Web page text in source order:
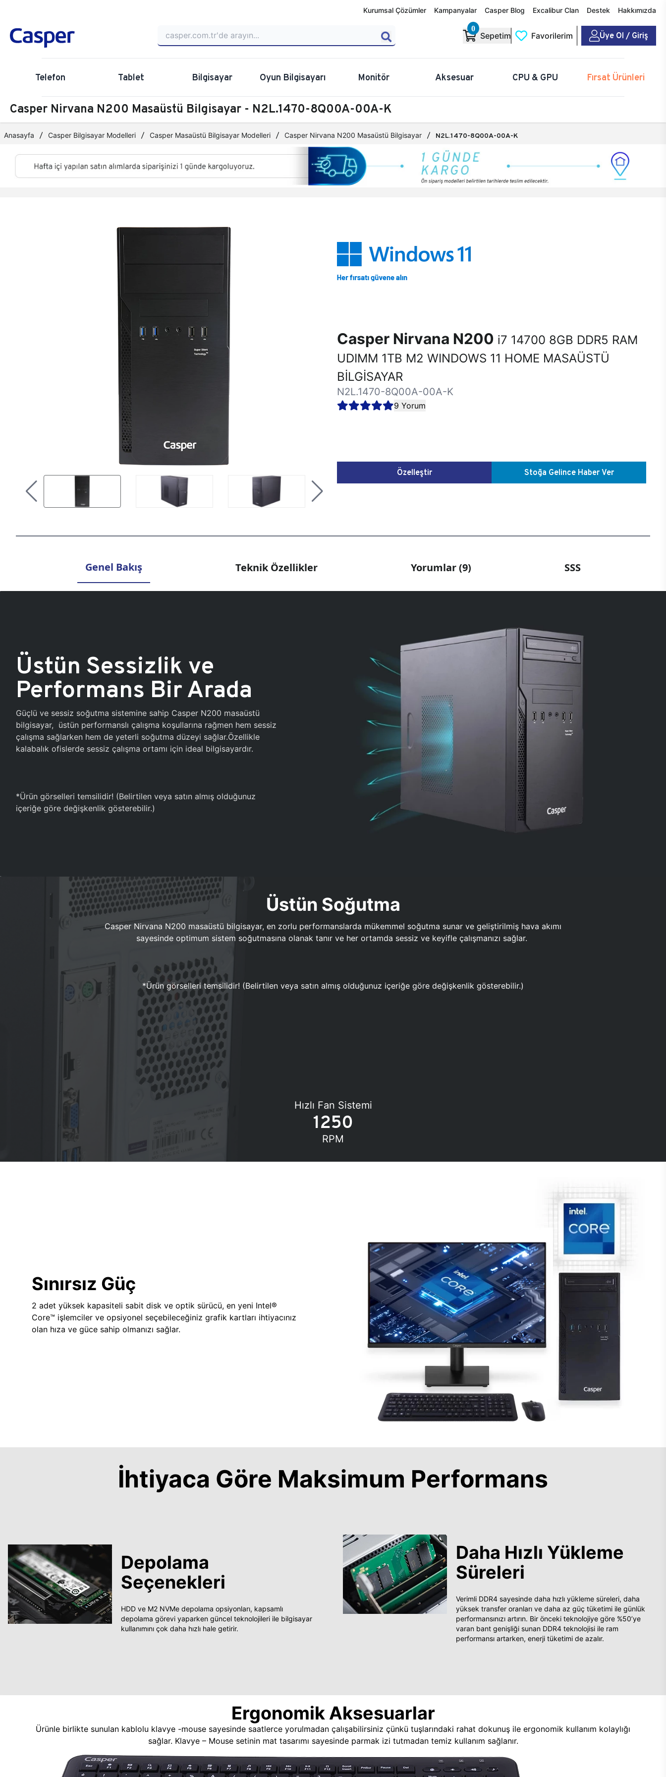
Kurumsal Çözümler Kampanyalar Casper Blog Excalibur Clan Destek Hakkımızda
0
Sepetim Favorilerim Üye Ol / Giriş
Telefon Tablet Bilgisayar Oyun Bilgisayarı Monitör Aksesuar CPU & GPU Fırsat Ürünleri
Casper Nirvana N200 Masaüstü Bilgisayar - N2L.1470-8Q00A-00A-K
Anasayfa Casper Bilgisayar Modelleri Casper Masaüstü Bilgisayar Modelleri Casper Nirvana N200 Masaüstü Bilgisayar N2L.1470-8Q00A-00A-K
Casper Nirvana N200 i7 14700 8GB DDR5 RAM
UDIMM 1TB M2 WINDOWS 11 HOME MASAÜSTÜ
BİLGİSAYAR
N2L.1470-8Q00A-00A-K
9 Yorum
Özelleştir Stoğa Gelince Haber Ver
Genel Bakış Teknik Özellikler Yorumlar (9) SSS
Üstün Sessizlik ve
Performans Bir Arada
Güçlü ve sessiz soğutma sistemine sahip Casper N200 masaüstü
bilgisayar, üstün performanslı çalışma koşullarına rağmen hem sessiz
çalışma sağlarken hem de yeterli soğutma düzeyi sağlar.Özellikle
kalabalık ofislerde sessiz çalışma ortamı için ideal bilgisayardır.
*Ürün görselleri temsilidir! (Belirtilen veya satın almış olduğunuz
içeriğe göre değişkenlik gösterebilir.)
Üstün Soğutma
Casper Nirvana N200 masaüstü bilgisayar, en zorlu performanslarda mükemmel soğutma sunar ve geliştirilmiş hava akımı
sayesinde optimum sistem soğutmasına olanak tanır ve her ortamda sessiz ve keyifle çalışmanızı sağlar.
*Ürün görselleri temsilidir! (Belirtilen veya satın almış olduğunuz içeriğe göre değişkenlik gösterebilir.)
Hızlı Fan Sistemi
1250
RPM
Sınırsız Güç
2 adet yüksek kapasiteli sabit disk ve optik sürücü, en yeni Intel®
Core™ işlemciler ve opsiyonel seçebileceğiniz grafik kartları ihtiyacınız
olan hıza ve güce sahip olmanızı sağlar.
İhtiyaca Göre Maksimum Performans
Depolama
Seçenekleri
HDD ve M2 NVMe depolama opsiyonları, kapsamlı
depolama görevi yaparken güncel teknolojileri ile bilgisayar
kullanımını çok daha hızlı hale getirir.
Daha Hızlı Yükleme
Süreleri
Verimli DDR4 sayesinde daha hızlı yükleme süreleri, daha
yüksek transfer oranları ve daha az güç tüketimi ile günlük
performansınızı artırın. Bir önceki teknolojiye göre %50’ye
varan bant genişliği sunan DDR4 teknolojisi ile ram
performansı artarken, enerji tüketimi de azalır.
Ergonomik Aksesuarlar
Ürünle birlikte sunulan kablolu klavye -mouse sayesinde saatlerce yorulmadan çalışabilirsiniz çünkü tuşlarındaki rahat dokunuş ile ergonomik kullanım kolaylığı
sağlar. Klavye – Mouse setinin mat tasarımı sayesinde parmak izi tutmadan temiz kullanım sağlanır.